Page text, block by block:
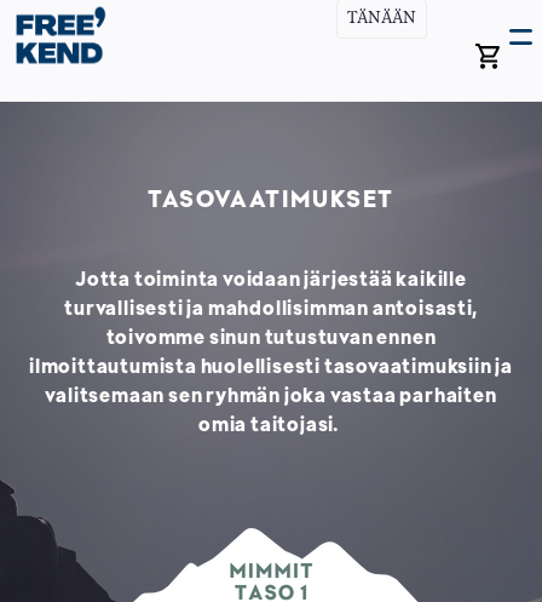
Hyppää
pääsisältöön
TÄNÄÄN
search
TASOVAATIMUKSET
Jotta toiminta voidaan järjestää kaikille
turvallisesti ja mahdollisimman antoisasti,
toivomme sinun tutustuvan ennen
ilmoittautumista huolellisesti tasovaatimuksiin ja
valitsemaan sen ryhmän joka vastaa parhaiten
omia taitojasi.